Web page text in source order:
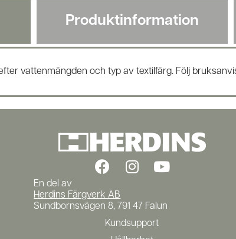
Produkt­information
vattenmängden och typ av textilfärg. Följ
En del av
Herdins Färgverk AB
Sundbornsvägen 8, 791 47 Falun
Kundsupport